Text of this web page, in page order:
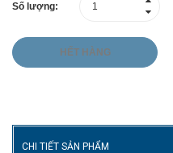
Số lượng:
HẾT HÀNG
CHI TIẾT SẢN PHẨM